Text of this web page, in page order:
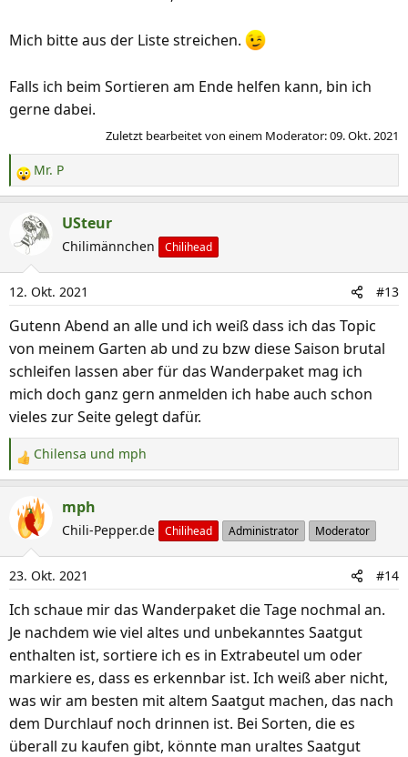
Mich bitte aus der Liste streichen.
Falls ich beim Sortieren am Ende helfen kann, bin ich
gerne dabei.
Zuletzt bearbeitet von einem Moderator:09. Okt. 2021
R
e
a
k
i
o
n
n
:
Mr. P
USteur
Chilimännchen Chilihead
12. Okt. 2021 #13
Gutenn Abend an alle und ich weiß dass ich das Topic
von meinem Garten ab und zu bzw diese Saison brutal
schleifen lassen aber für das Wanderpaket mag ich
mich doch ganz gern anmelden ich habe auch schon
vieles zur Seite gelegt dafür.
R
e
a
k
i
o
n
n
:
Chilensa und mph
mph
Chili-Pepper.de Chilihead Administrator Moderator
23. Okt. 2021 #14
Ich schaue mir das Wanderpaket die Tage nochmal an.
Je nachdem wie viel altes und unbekanntes Saatgut
enthalten ist, sortiere ich es in Extrabeutel um oder
markiere es, dass es erkennbar ist. Ich weiß aber nicht,
was wir am besten mit altem Saatgut machen, das nach
dem Durchlauf noch drinnen ist. Bei Sorten, die es
überall zu kaufen gibt, könnte man uraltes Saatgut